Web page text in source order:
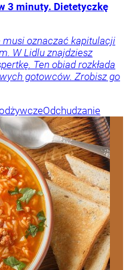
3 minuty. Dietetyczkę
oznaczać kapitulacji
W Lidlu znajdziesz
Ten obiad rozkłada
gotowców. Zrobisz go
Odchudzanie